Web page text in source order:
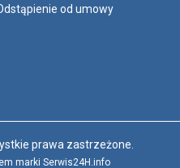
od umowy
prawa zastrzeżone.
marki Serwis24H.info